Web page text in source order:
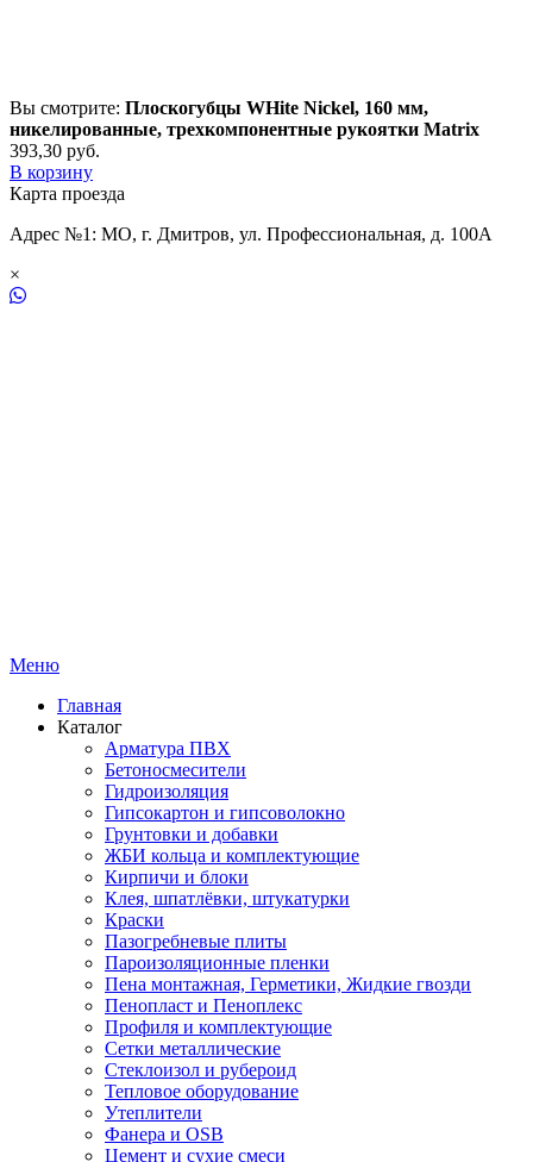
Вы смотрите: Плоскогубцы WHite Nickel, 160 мм,
никелированные, трехкомпонентные рукоятки Matrix
393,30 руб.
В корзину
Карта проезда
Адрес №1: МО, г. Дмитров, ул. Профессиональная, д. 100А
×
Меню
Главная
Каталог
Арматура ПВХ
Бетоносмесители
Гидроизоляция
Гипсокартон и гипсоволокно
Грунтовки и добавки
ЖБИ кольца и комплектующие
Кирпичи и блоки
Клея, шпатлёвки, штукатурки
Краски
Пазогребневые плиты
Пароизоляционные пленки
Пена монтажная, Герметики, Жидкие гвозди
Пенопласт и Пеноплекс
Профиля и комплектующие
Сетки металлические
Стеклоизол и рубероид
Тепловое оборудование
Утеплители
Фанера и OSB
Цемент и сухие смеси